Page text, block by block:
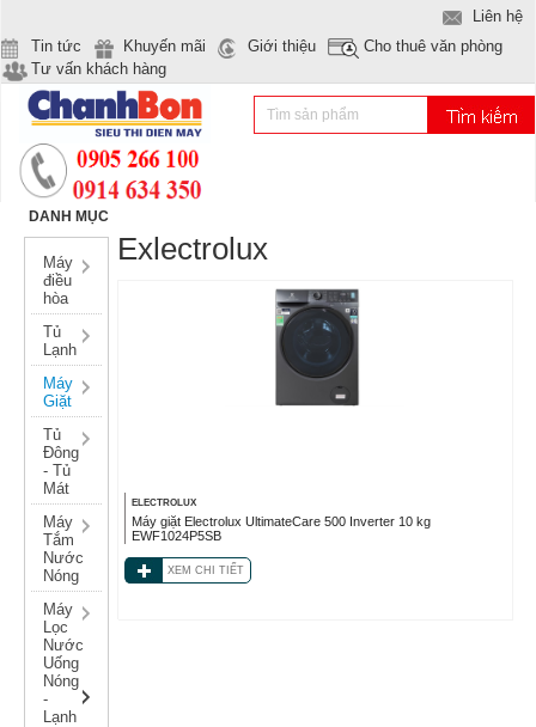
Liên hệ
Tin tức
Khuyến mãi Giới thiệu
Cho thuê văn phòng
Tư vấn khách hàng
DANH MỤC
Máy
điều
hòa
Tủ
Lạnh
Máy
Giặt
Tủ
Đông
- Tủ
Mát
Máy
Tắm
Nước
Nóng
Máy
Lọc
Nước
Uống
Nóng
-
Lạnh
Exlectrolux
ELECTROLUX
Máy giặt Electrolux UltimateCare 500 Inverter 10 kg
EWF1024P5SB
XEM CHI TIẾT